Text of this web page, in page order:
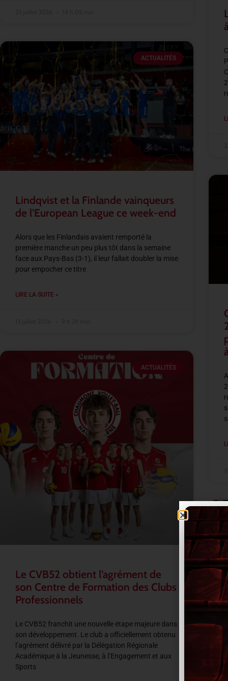
ACTUALITÉS
Lindqvist et la Finlande vainqueurs
de l’European League ce week-end
Alors que les Finlandais avaient remporté la
première manche un peu plus tôt dans la semaine
face aux Pays-Bas (3-1), il leur fallait doubler la mise
pour empocher ce titre
LIRE LA SUITE »
ACTUALITÉS
Le CVB52 obtient l’agrément de
son Centre de Formation des Clubs
Professionnels
Le CVB52 franchit une nouvelle étape majeure dans
son développement. Le club a officiellement obtenu
l’agrément délivré par la Délégation Régionale
Académique à la Jeunesse, à l’Engagement et aux
Sports